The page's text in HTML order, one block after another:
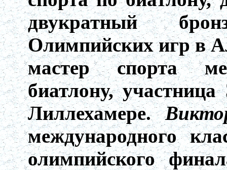
двукратный
Олимпийских игр в
мастер спорта
биатлону,
Лиллехамере.
международного
олимпийского